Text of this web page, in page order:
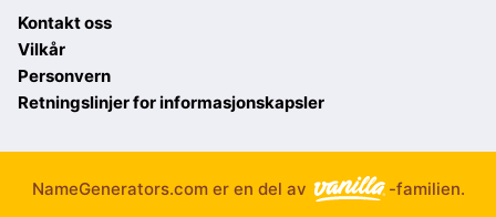
Kontakt oss
Vilkår
Personvern
Retningslinjer for informasjonskapsler
NameGenerators.com er en del av -familien.